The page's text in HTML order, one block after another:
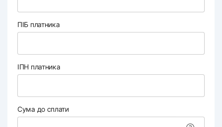
ПІБ платника
ІПН платника
Сума до сплати